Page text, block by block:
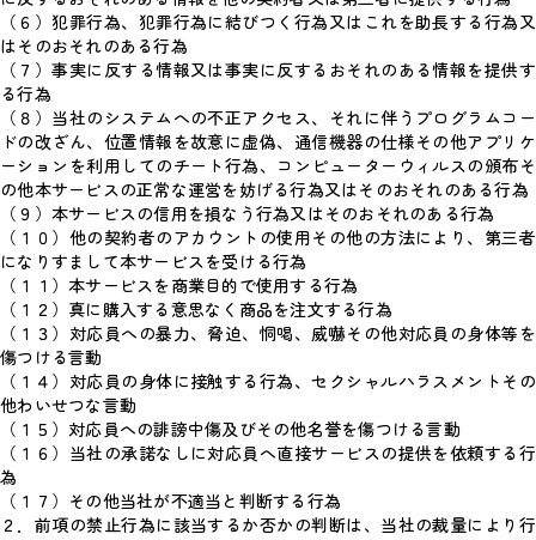
（６）犯罪行為、犯罪行為に結びつく行為又はこれを助長する行為又
はそのおそれのある行為
（７）事実に反する情報又は事実に反するおそれのある情報を提供す
る行為
（８）当社のシステムへの不正アクセス、それに伴うプログラムコー
ドの改ざん、位置情報を故意に虚偽、通信機器の仕様その他アプリケ
ーションを利用してのチート行為、コンピューターウィルスの頒布そ
の他本サービスの正常な運営を妨げる行為又はそのおそれのある行為
（９）本サービスの信用を損なう行為又はそのおそれのある行為
（１０）他の契約者のアカウントの使用その他の方法により、第三者
になりすまして本サービスを受ける行為
（１１）本サービスを商業目的で使用する行為
（１２）真に購入する意思なく商品を注文する行為
（１３）対応員への暴力、脅迫、恫喝、威嚇その他対応員の身体等を
傷つける言動
（１４）対応員の身体に接触する行為、セクシャルハラスメントその
他わいせつな言動
（１５）対応員への誹謗中傷及びその他名誉を傷つける言動
（１６）当社の承諾なしに対応員へ直接サービスの提供を依頼する行
為
（１７）その他当社が不適当と判断する行為
２．前項の禁止行為に該当するか否かの判断は、当社の裁量により行